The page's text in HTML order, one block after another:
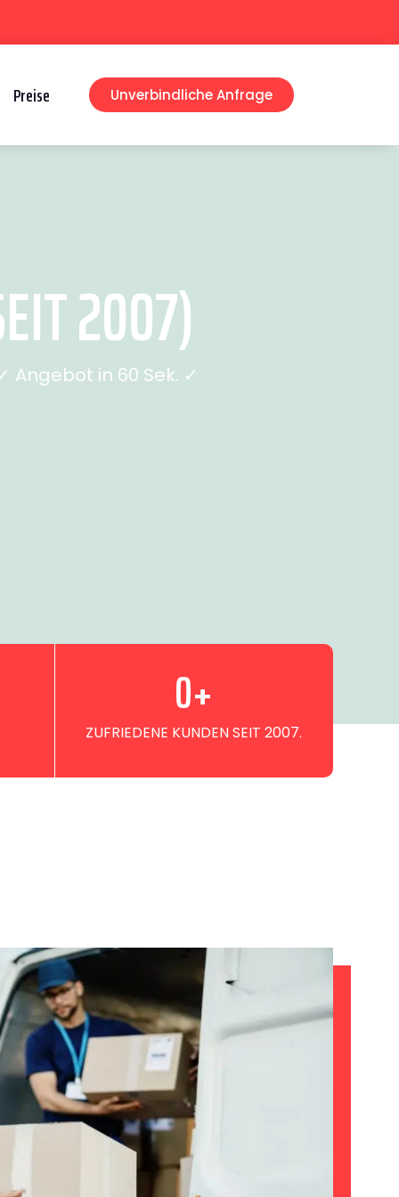
Preise Unverbindliche Anfrage
2007)
Angebot in 60 Sek. ✓
ZUFRIEDENE KUNDEN SEIT 2007.
0+